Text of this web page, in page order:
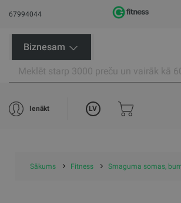
67994044
Biznesam
Ienākt LV
Sākums Fitness Smaguma somas,